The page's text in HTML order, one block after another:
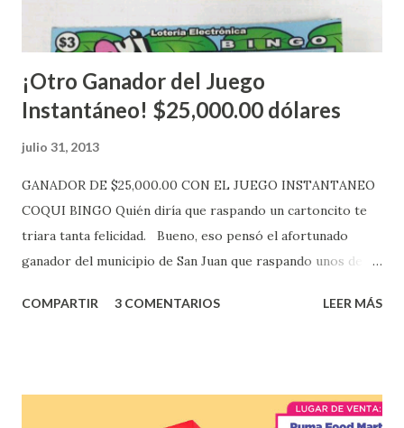
Mientras, que l...
¡Otro Ganador del Juego
Instantáneo! $25,000.00 dólares
julio 31, 2013
GANADOR DE $25,000.00 CON EL JUEGO INSTANTANEO
COQUI BINGO Quién diría que raspando un cartoncito te
triara tanta felicidad. Bueno, eso pensó el afortunado
ganador del municipio de San Juan que raspando unos de
obtuvo un premio de $25,000,00 dólares. Este es el anuncio
ganador fue vendido en la farmacia Yarimar de la
COMPARTIR 3 COMENTARIOS LEER MÁS